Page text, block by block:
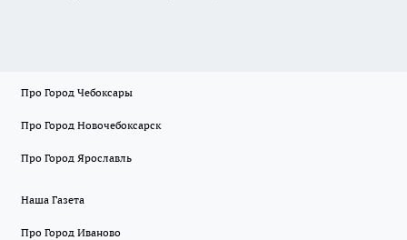
Про Город Чебоксары
Про Город Новочебоксарск
Про Город Ярославль
Наша Газета
Про Город Иваново